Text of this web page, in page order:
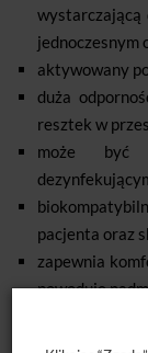
wystarczającą
jednoczesnym
aktywowany
duża
resztek w
może być
pacjenta oraz
zapewnia
powoduje